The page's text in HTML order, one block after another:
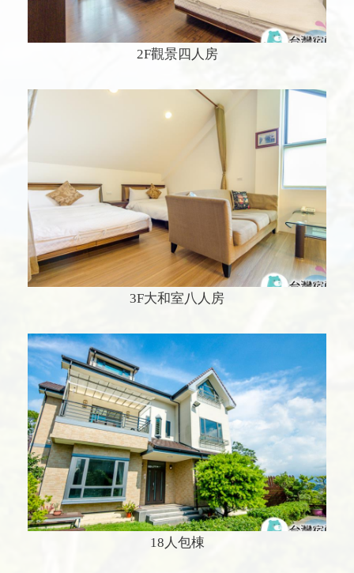
2F觀景四人房
3F大和室八人房
18人包棟